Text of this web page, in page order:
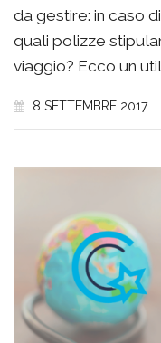
da gestire: in caso
quali polizze
viaggio? Ecco un
8 SETTEMBRE 2017